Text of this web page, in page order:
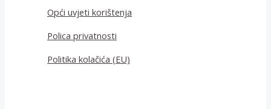
Opći uvjeti korištenja
Polica privatnosti
Politika kolačića (EU)